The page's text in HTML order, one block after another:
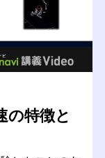
の特徴と